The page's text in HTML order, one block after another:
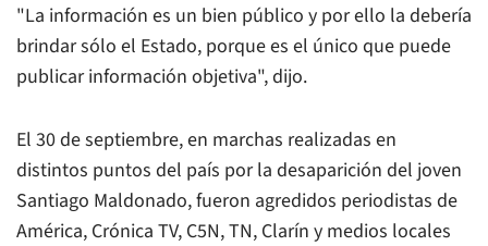
"La información es un bien público y por ello la debería
brindar sólo el Estado, porque es el único que puede
publicar información objetiva", dijo.
El 30 de septiembre, en marchas realizadas en
distintos puntos del país por la desaparición del joven
Santiago Maldonado, fueron agredidos periodistas de
América, Crónica TV, C5N, TN, Clarín y medios locales